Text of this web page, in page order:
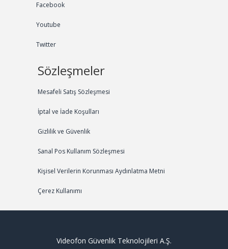
Facebook
Youtube
Twitter
Sözleşmeler
Mesafeli Satış Sözleşmesi
İptal ve İade Koşulları
Gizlilik ve Güvenlik
Sanal Pos Kullanım Sözleşmesi
Kişisel Verilerin Korunması Aydınlatma Metni
Çerez Kullanımı
Videofon Güvenlik Teknolojileri A.Ş.